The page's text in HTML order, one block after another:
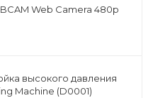
Web Camera 480p
высокого давления
Machine (D0001)